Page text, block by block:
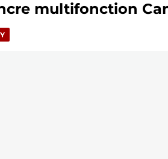
multifonction